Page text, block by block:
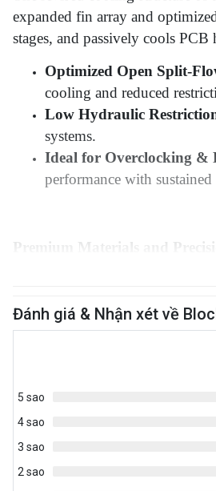
expanded fin array and
stages, and passively cools
Optimized Open Split-
cooling and reduced
Low Hydraulic
systems.
Ideal for Overclocking &
performance with
Premium Materials and
Nickel-Plated Electrolytic
CNC-Machined Cast
Black Anodized
Đánh giá & Nhận xét về
5 sao
4 sao
3 sao
2 sao